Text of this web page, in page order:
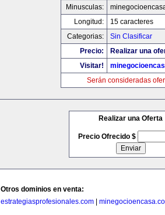
Minusculas:
Longitud:
15 caracteres
Categorias:
Sin Clasificar
Precio:
Realizar una
Visitar!
Serán consideradas
Realizar una Oferta
Precio Ofrecido $
Otros dominios en venta:
estrategiasprofesionales.com